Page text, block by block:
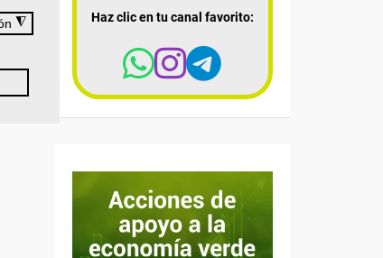
◮ Haz clic en tu canal favorito: